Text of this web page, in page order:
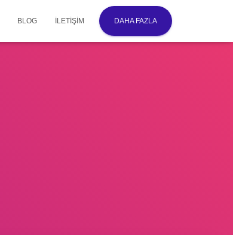
BLOG İLETIŞIM DAHA FAZLA